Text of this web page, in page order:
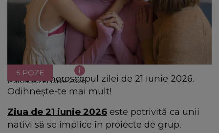
Horoscop 21 iunie 2026
5 POZE
Consultă horoscopul zilei de 21 iunie 2026.
Odihnește-te mai mult!
Ziua de 21 iunie 2026 este potrivită ca unii
nativi să se implice în proiecte de grup.